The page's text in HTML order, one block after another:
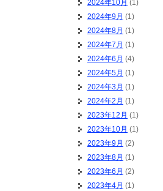
2024年10月 (1)
2024年9月 (1)
2024年8月 (1)
2024年7月 (1)
2024年6月 (4)
2024年5月 (1)
2024年3月 (1)
2024年2月 (1)
2023年12月 (1)
2023年10月 (1)
2023年9月 (2)
2023年8月 (1)
2023年6月 (2)
2023年4月 (1)